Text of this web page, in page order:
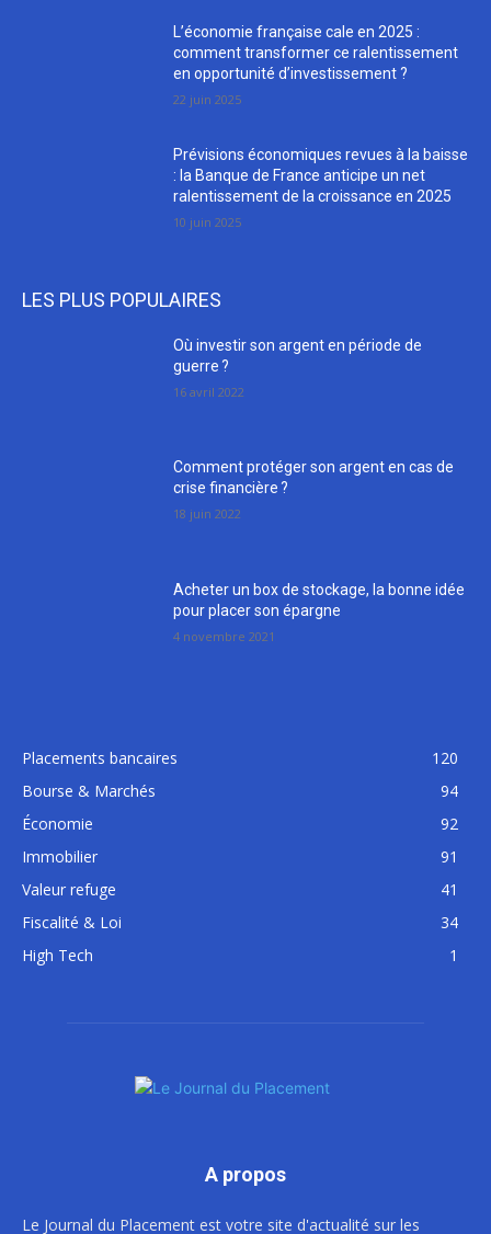
L’économie française cale en 2025 :
comment transformer ce ralentissement
en opportunité d’investissement ?
22 juin 2025
Prévisions économiques revues à la baisse
: la Banque de France anticipe un net
ralentissement de la croissance en 2025
10 juin 2025
LES PLUS POPULAIRES
Où investir son argent en période de
guerre ?
16 avril 2022
Comment protéger son argent en cas de
crise financière ?
18 juin 2022
Acheter un box de stockage, la bonne idée
pour placer son épargne
4 novembre 2021
Placements bancaires
120
Bourse & Marchés
94
Économie
92
Immobilier
91
Valeur refuge
41
Fiscalité & Loi
34
High Tech
1
A propos
Le Journal du Placement est votre site d'actualité sur les